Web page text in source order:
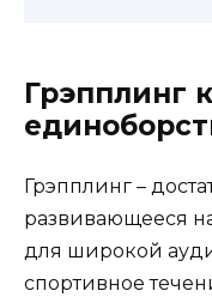
Грэпплинг
Грэпплинг –
развивающееся
для широкой
спортивное